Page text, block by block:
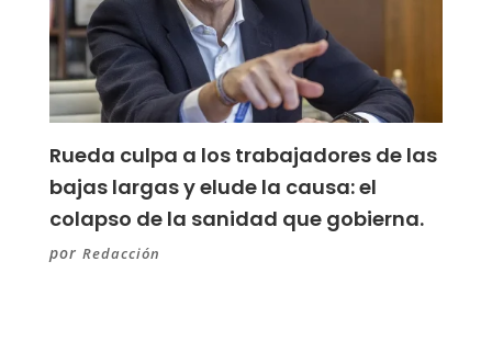
Rueda culpa a los trabajadores de las
bajas largas y elude la causa: el
colapso de la sanidad que gobierna.
por Redacción